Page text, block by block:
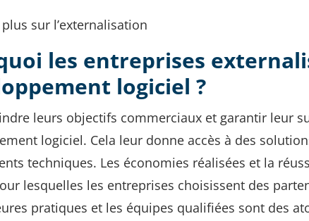
sur l’externalisation
les entreprises
logiciel ?
leurs objectifs commerciaux et garantir leur
logiciel. Cela leur donne accès à des
techniques. Les économies réalisées et la
lesquelles les entreprises choisissent des
pratiques et les équipes qualifiées sont des